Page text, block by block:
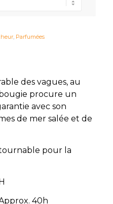
, Parfumées
des vagues, au
procure un
avec son
de mer salée et de
pour la
40h